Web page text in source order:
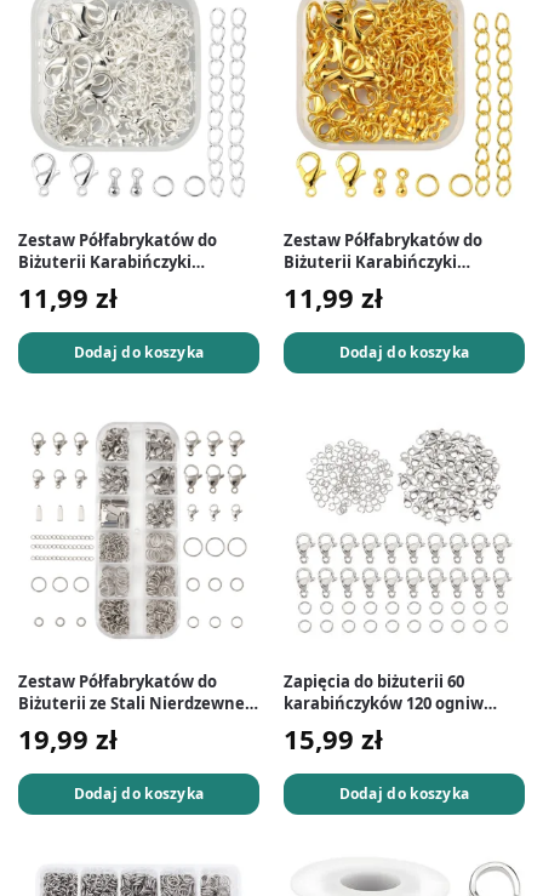
Zestaw Półfabrykatów do
Biżuterii Karabińczyki
Łańcuszki Końcówki Ogniwa
80 szt. Srebrne
11,99 zł
Dodaj do koszyka
Zestaw Półfabrykatów do
Biżuterii Karabińczyki
Łańcuszki Końcówki Ogniwa
80 szt. Złote
11,99 zł
Dodaj do koszyka
Zestaw Półfabrykatów do
Biżuterii ze Stali Nierdzewnej
249 szt. Srebrne
19,99 zł
Dodaj do koszyka
Zapięcia do biżuterii 60
karabińczyków 120 ogniw
otwartych stal nierdzewna
15,99 zł
Dodaj do koszyka